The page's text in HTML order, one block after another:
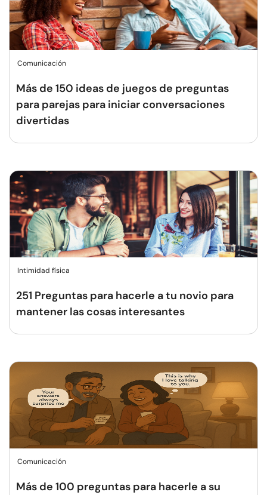
Comunicación
Más de 150 ideas de juegos de preguntas
para parejas para iniciar conversaciones
divertidas
Intimidad física
251 Preguntas para hacerle a tu novio para
mantener las cosas interesantes
Comunicación
Más de 100 preguntas para hacerle a su